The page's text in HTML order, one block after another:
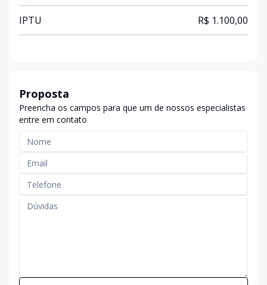
IPTU R$ 1.100,00
Proposta
Preencha os campos para que um de nossos especialistas
entre em contato